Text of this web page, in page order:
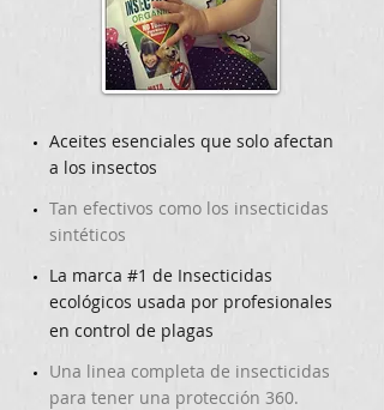
Aceites esenciales que solo afectan
a los insectos
Tan efectivos como los insecticidas
sintéticos
La marca #1 de Insecticidas
ecológicos usada por profesionales
en control de plagas
​Una linea completa de insecticidas
para tener una protección 360.